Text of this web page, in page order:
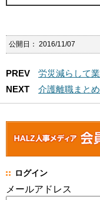
公開日： 2016/11/07
PREV
労災減らして
NEXT
介護離職まと
ログイン
メールアドレス